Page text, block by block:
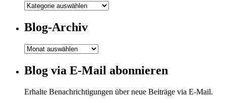
Meine
Blog-Archiv
Blog-
Blog via E-Mail abonnieren
Erhalte Benachrichtigungen über neue Beiträge via E-Mail.